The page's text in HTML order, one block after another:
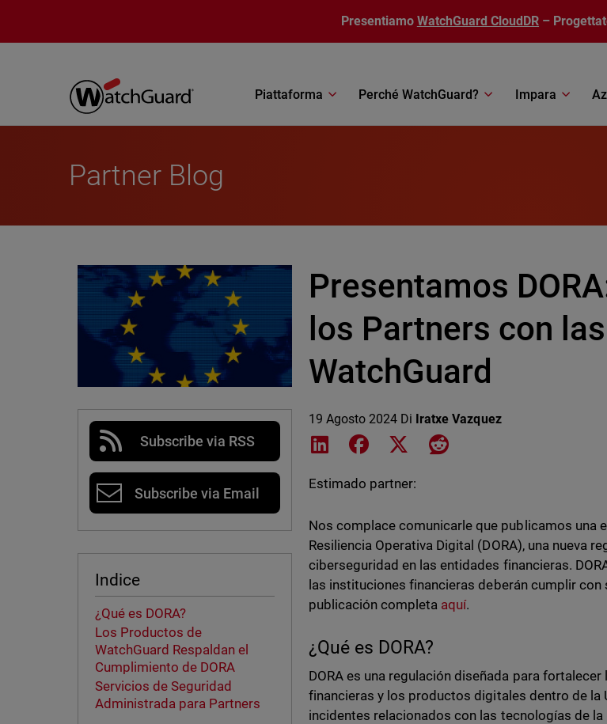
Presentiamo WatchGuard CloudDR –
Piattaforma Perché WatchGuard? Impara
Partner Blog
Subscribe via RSS
Subscribe via Email
Indice
¿Qué es DORA?
Los Productos de
WatchGuard Respaldan el
Cumplimiento de DORA
Servicios de Seguridad
Administrada para Partners
Presentamos
los Partners con
WatchGuard
19 Agosto 2024 Di Iratxe Vazquez
Share on LinkedIn
Share on Facebook
Share on XShare on Reddit
Estimado partner:
Nos complace comunicarle que publicamos una
Resiliencia Operativa Digital (DORA), una nueva
ciberseguridad en las entidades financieras.
las instituciones financieras deberán cumplir
publicación completa aquí.
¿Qué es DORA?
DORA es una regulación diseñada para
financieras y los productos digitales dentro de la
incidentes relacionados con las tecnologías de